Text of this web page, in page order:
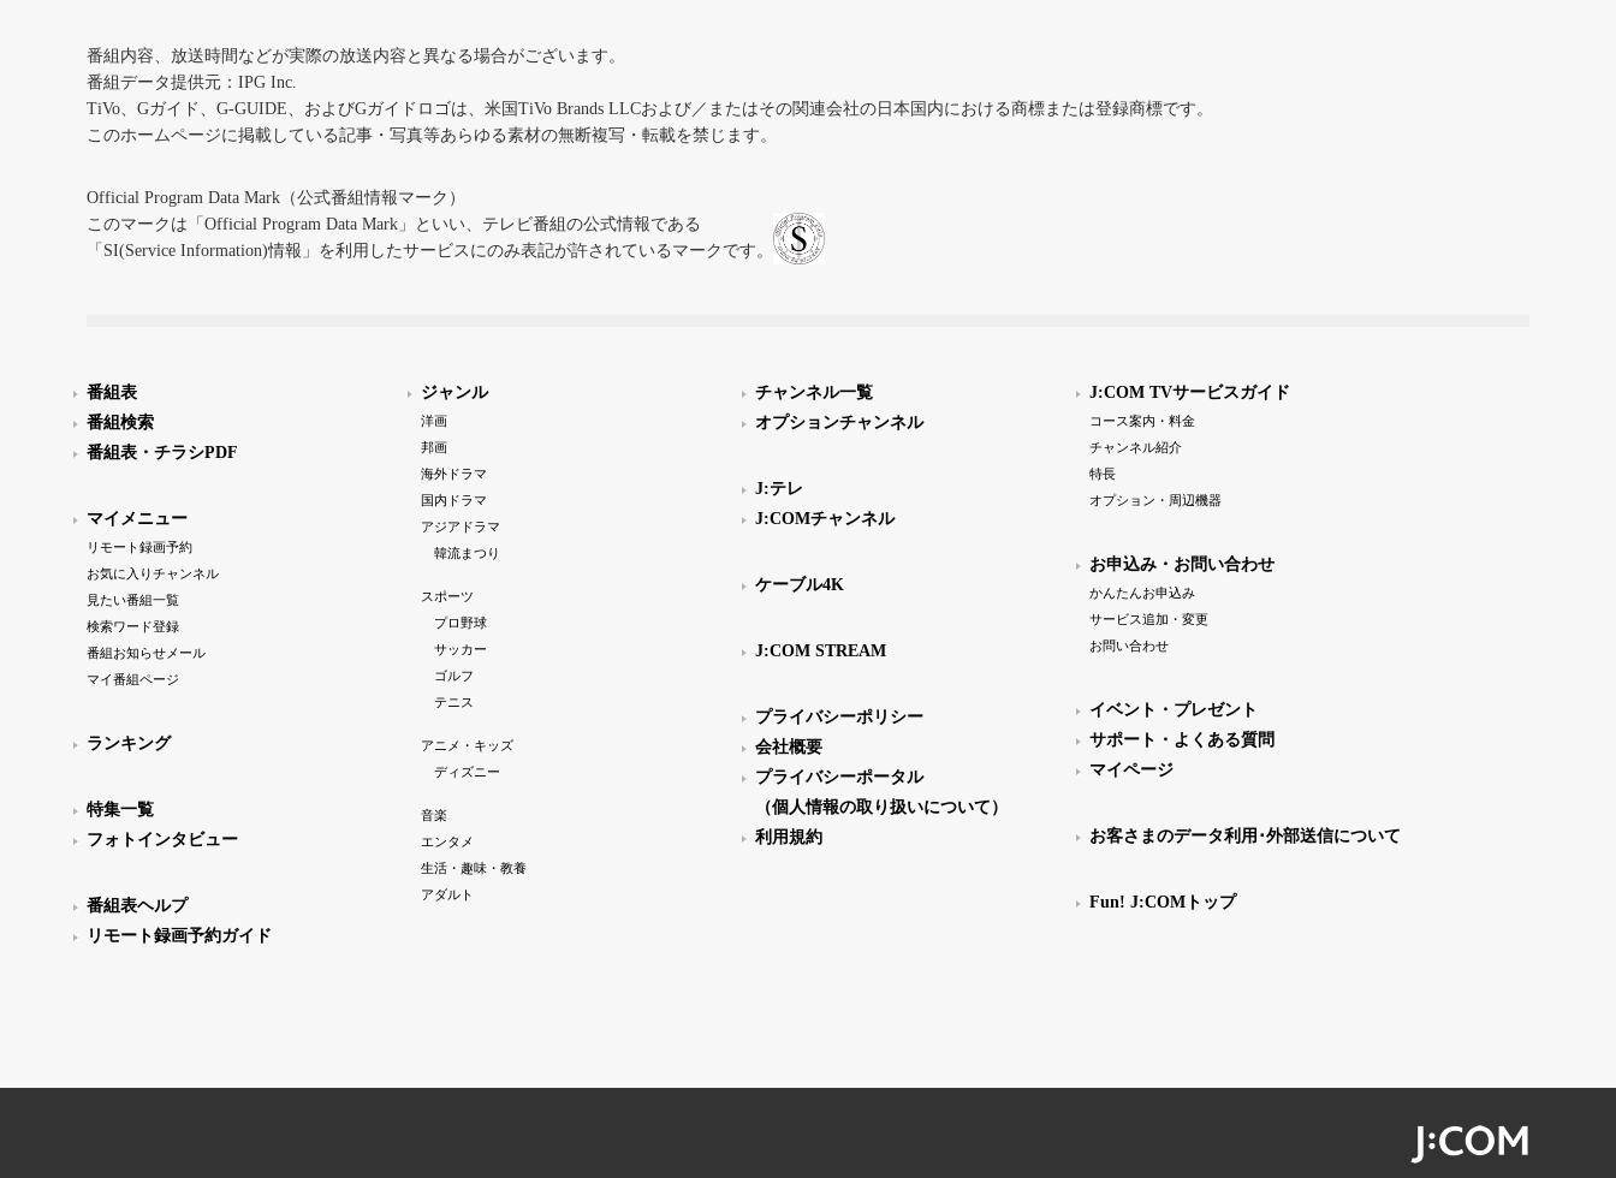
番組内容、放送時間などが実際の放送内容と異なる場合がございます。
番組データ提供元：IPG Inc.
TiVo、Gガイド、G-GUIDE、およびGガイドロゴは、米国TiVo Brands LLCおよび／またはその関連会社の日本国内における商標または登録商標です。
このホームページに掲載している記事・写真等あらゆる素材の無断複写・転載を禁じます。
Official Program Data Mark（公式番組情報マーク）
このマークは「Official Program Data Mark」といい、テレビ番組の公式情報である
「SI(Service Information)情報」を利用したサービスにのみ表記が許されているマークです。
番組表
番組検索
番組表・チラシPDF
マイメニュー
リモート録画予約
お気に入りチャンネル
見たい番組一覧
検索ワード登録
番組お知らせメール
マイ番組ページ
ランキング
特集一覧
フォトインタビュー
番組表ヘルプ
リモート録画予約ガイド
ジャンル
洋画
邦画
海外ドラマ
国内ドラマ
アジアドラマ
韓流まつり
スポーツ
プロ野球
サッカー
ゴルフ
テニス
アニメ・キッズ
ディズニー
音楽
エンタメ
生活・趣味・教養
アダルト
チャンネル一覧
オプションチャンネル
J:テレ
J:COMチャンネル
ケーブル4K
J:COM STREAM
プライバシーポリシー
会社概要
プライバシーポータル
（個人情報の取り扱いについて）
利用規約
J:COM TVサービスガイド
コース案内・料金
チャンネル紹介
特長
オプション・周辺機器
お申込み・お問い合わせ
かんたんお申込み
サービス追加・変更
お問い合わせ
イベント・プレゼント
サポート・よくある質問
マイページ
お客さまのデータ利用･外部送信について
Fun! J:COMトップ